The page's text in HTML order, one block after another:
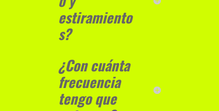
estiramiento
s?
¿Con cuánta
frecuencia
tengo que